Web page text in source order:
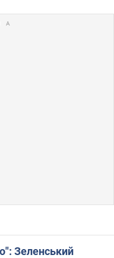
Зеленський